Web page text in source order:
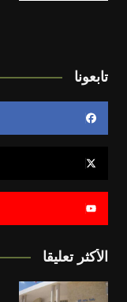
تابعونا
الأكثر تعليقا